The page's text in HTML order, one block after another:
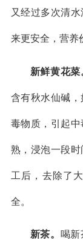
又经过多次清
来更安全，营养
新鲜黄花菜
含有秋水仙碱
毒物质，引起
熟，浸泡一段
工后，去除了
全。
新茶。 喝新